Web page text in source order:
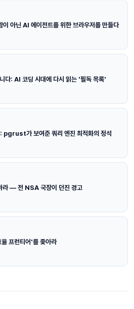
아닌 AI 에이전트를 위한 브라우저를 만들다
다: AI 코딩 시대에 다시 읽는 '필독 목록'
pgrust가 보여준 쿼리 엔진 최적화의 정석
라 — 전 NSA 국장이 던진 경고
프런티어'를 좇아라